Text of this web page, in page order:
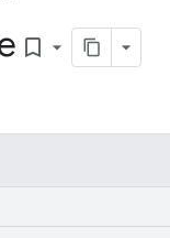
bookmark_border